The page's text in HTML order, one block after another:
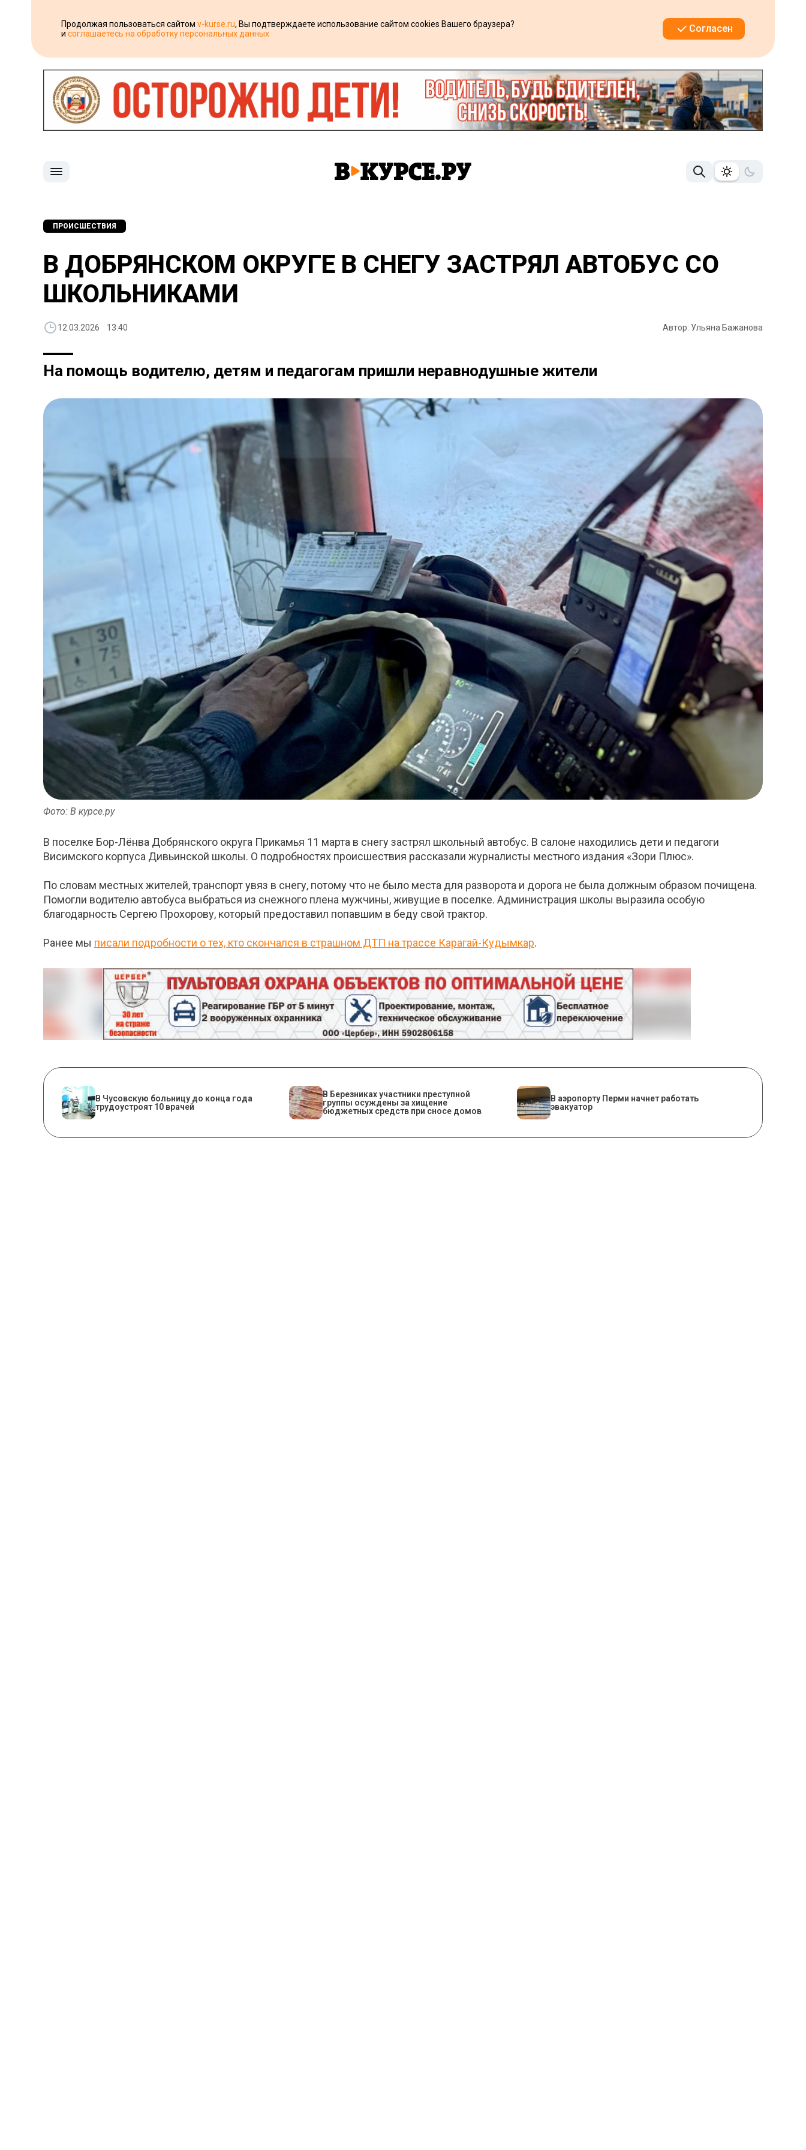
Продолжая пользоваться сайтом v-kurse.ru, Вы подтверждаете использование сайтом cookies Вашего браузера?
и соглашаетесь на обработку персональных данных Согласен
ПРОИСШЕСТВИЯ
В ДОБРЯНСКОМ ОКРУГЕ В СНЕГУ ЗАСТРЯЛ АВТОБУС СО
ШКОЛЬНИКАМИ
12.03.2026 13:40 Автор: Ульяна Бажанова
На помощь водителю, детям и педагогам пришли неравнодушные жители
Фото: В курсе.ру
В поселке Бор-Лёнва Добрянского округа Прикамья 11 марта в снегу застрял школьный автобус. В салоне находились дети и педагоги
Висимского корпуса Дивьинской школы. О подробностях происшествия рассказали журналисты местного издания «Зори Плюс».
По словам местных жителей, транспорт увяз в снегу, потому что не было места для разворота и дорога не была должным образом почищена.
Помогли водителю автобуса выбраться из снежного плена мужчины, живущие в поселке. Администрация школы выразила особую
благодарность Сергею Прохорову, который предоставил попавшим в беду свой трактор.
Ранее мы писали подробности о тех, кто скончался в страшном ДТП на трассе Карагай-Кудымкар.
В Чусовскую больницу до конца года
трудоустроят 10 врачей
В Березниках участники преступной
группы осуждены за хищение
бюджетных средств при сносе домов
В аэропорту Перми начнет работать
эвакуатор